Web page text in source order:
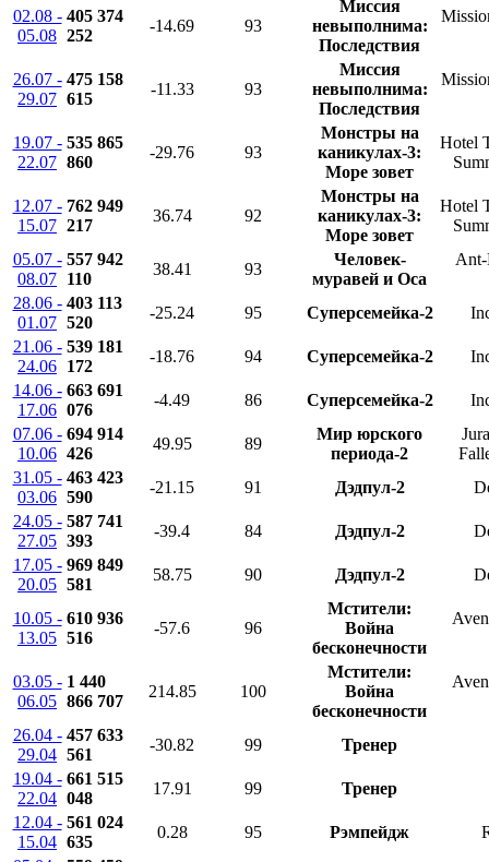
02.08 -
05.08
405 374
252
-14.69 93
Миссия
невыполнима:
Последствия
26.07 -
29.07
475 158
615
-11.33 93
Миссия
невыполнима:
Последствия
19.07 -
22.07
535 865
860
-29.76 93
Монстры на
каникулах-3:
Море зовет
Hotel
12.07 -
15.07
762 949
217
36.74 92
Монстры на
каникулах-3:
Море зовет
Hotel
05.07 -
08.07
557 942
110
38.41 93
Человек-
муравей и Оса
Ant-
28.06 -
01.07
403 113
520
-25.24 95 Суперсемейка-2
21.06 -
24.06
539 181
172
-18.76 94 Суперсемейка-2
14.06 -
17.06
663 691
076
-4.49 86 Суперсемейка-2
07.06 -
10.06
694 914
426
49.95 89
Мир юрского
периода-2
31.05 -
03.06
463 423
590
-21.15 91 Дэдпул-2
24.05 -
27.05
587 741
393
-39.4 84 Дэдпул-2
17.05 -
20.05
969 849
581
58.75 90 Дэдпул-2
10.05 -
13.05
610 936
516
-57.6 96
Мстители:
Война
бесконечности
03.05 -
06.05
1 440
866 707
214.85 100
Мстители:
Война
бесконечности
26.04 -
29.04
457 633
561
-30.82 99
Тренер
19.04 -
22.04
661 515
048
17.91 99
Тренер
12.04 -
15.04
561 024
635
0.28 95 Рэмпейдж